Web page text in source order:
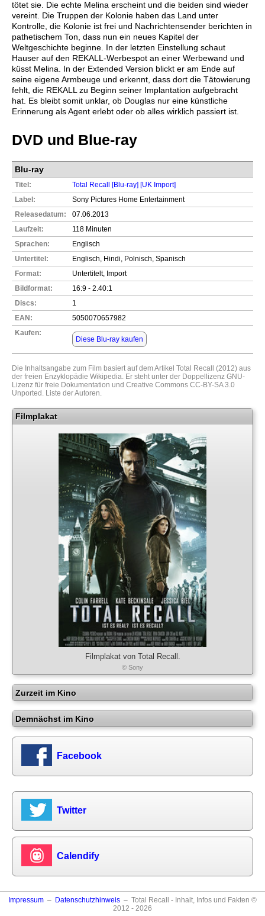
tötet sie. Die echte Melina erscheint und die beiden sind wieder
vereint. Die Truppen der Kolonie haben das Land unter
Kontrolle, die Kolonie ist frei und Nachrichtensender berichten in
pathetischem Ton, dass nun ein neues Kapitel der
Weltgeschichte beginne. In der letzten Einstellung schaut
Hauser auf den REKALL-Werbespot an einer Werbewand und
küsst Melina. In der Extended Version blickt er am Ende auf
seine eigene Armbeuge und erkennt, dass dort die Tätowierung
fehlt, die REKALL zu Beginn seiner Implantation aufgebracht
hat. Es bleibt somit unklar, ob Douglas nur eine künstliche
Erinnerung als Agent erlebt oder ob alles wirklich passiert ist.
DVD und Blue-ray
Blu-ray
Titel:
Total Recall [Blu-ray] [UK Import]
Label:
Sony Pictures Home Entertainment
Releasedatum:
07.06.2013
Laufzeit:
118 Minuten
Sprachen:
Englisch
Untertitel:
Englisch, Hindi, Polnisch, Spanisch
Format:
Untertitelt, Import
Bildformat:
16:9 - 2.40:1
Discs:
1
EAN:
5050070657982
Kaufen:
Diese Blu-ray kaufen
Die Inhaltsangabe zum Film basiert auf dem Artikel Total Recall (2012) aus
der freien Enzyklopädie Wikipedia. Er steht unter der Doppellizenz GNU-
Lizenz für freie Dokumentation und Creative Commons CC-BY-SA 3.0
Unported . Liste der Autoren.
Filmplakat
Filmplakat von Total Recall.
© Sony
Zurzeit im Kino
Demnächst im Kino
Facebook
Twitter
Calendify
Impressum – Datenschutzhinweis – Total Recall - Inhalt, Infos und Fakten ©
2012 - 2026